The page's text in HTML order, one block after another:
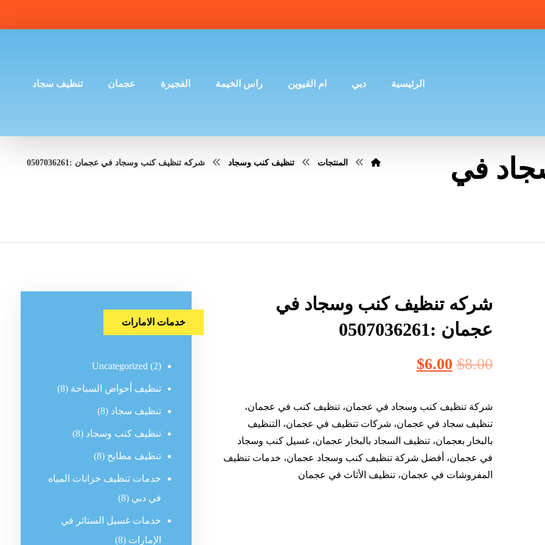
الرئيسية دبي ام القيوين راس الخيمة الفجيرة عجمان تنظيف سجاد
في
المنتجات تنظيف كنب وسجاد شركه تنظيف كنب وسجاد في عجمان :0507036261
شركه تنظيف كنب وسجاد في
عجمان :0507036261
$8.00
$6.00
شركة تنظيف كنب وسجاد في عجمان، تنظيف كنب في عجمان،
تنظيف سجاد في عجمان، شركات تنظيف في عجمان، التنظيف
بالبخار بعجمان، تنظيف السجاد بالبخار عجمان، غسيل كنب وسجاد
في عجمان، أفضل شركة تنظيف كنب وسجاد عجمان، خدمات تنظيف
المفروشات في عجمان، تنظيف الأثاث في عجمان
خدمات الامارات
Uncategorized (2)
تنظيف أحواض السباحة (8)
تنظيف سجاد (8)
تنظيف كنب وسجاد (8)
تنظيف مطابخ (8)
خدمات تنظيف خزانات المياه
في دبي (8)
خدمات غسيل الستائر في
الإمارات (8)